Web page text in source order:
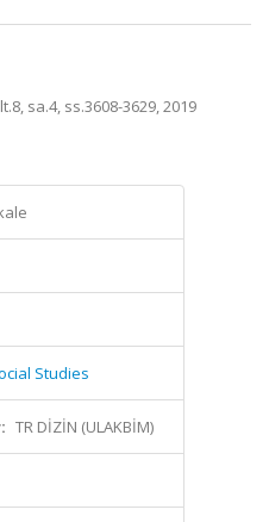
sa.4, ss.3608-3629, 2019
Studies
TR DİZİN (ULAKBİM)